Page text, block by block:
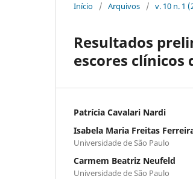
Início / Arquivos / v. 10 n. 1
Resultados
escores clínicos
Patrícia Cavalari Nardi
Isabela Maria Freitas
Universidade de São Paulo
Carmem Beatriz Neufeld
Universidade de São Paulo